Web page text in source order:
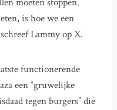
is hoe we een
Lammy op X.
functionerende
een “gruwelijke
tegen burgers” die